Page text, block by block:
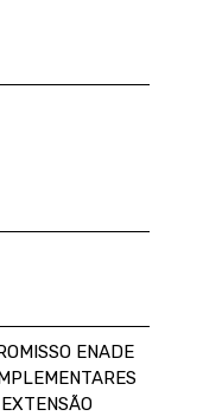
ENADE